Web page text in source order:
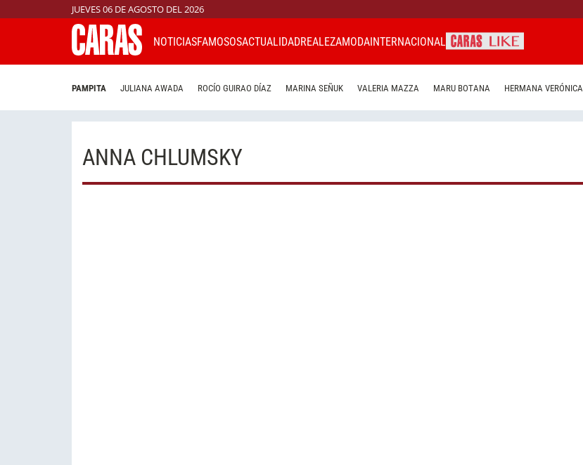
JUEVES 06 DE AGOSTO DEL 2026
NOTICIASFAMOSOSACTUALIDADREALEZAMODAINTERNACIONAL
PAMPITA JULIANA AWADA ROCÍO GUIRAO DÍAZ MARINA SEÑUK VALERIA MAZZA MARU BOTANA HERMANA VERÓNICA
ANNA CHLUMSKY